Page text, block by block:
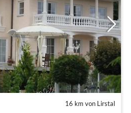
16 km von Lirstal